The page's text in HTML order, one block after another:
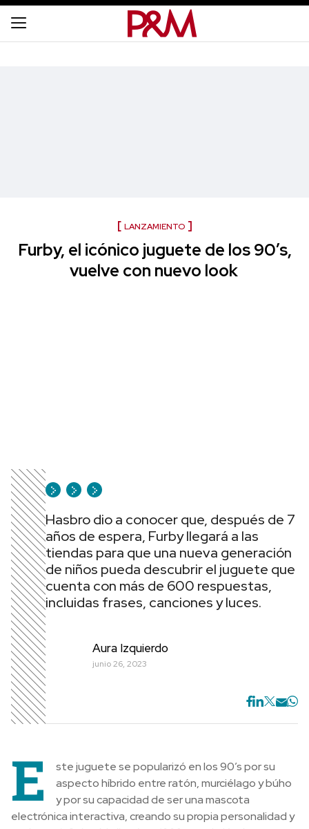
LANZAMIENTO
Furby, el icónico juguete de los 90’s,
vuelve con nuevo look
Hasbro dio a conocer que, después de 7
años de espera, Furby llegará a las
tiendas para que una nueva generación
de niños pueda descubrir el juguete que
cuenta con más de 600 respuestas,
incluidas frases, canciones y luces.
Aura Izquierdo
junio 26, 2023
E
ste juguete se popularizó en los 90’s por su
aspecto híbrido entre ratón, murciélago y búho
y por su capacidad de ser una mascota
electrónica interactiva, creando su propia personalidad y